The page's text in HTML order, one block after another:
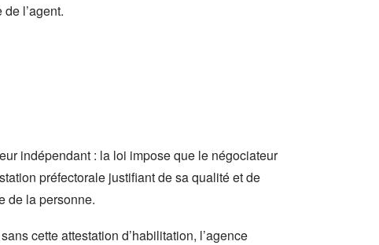
l’agent.
indépendant : la loi impose que le négociateur
préfectorale justifiant de sa qualité et de
de la personne.
cette attestation d’habilitation, l’agence